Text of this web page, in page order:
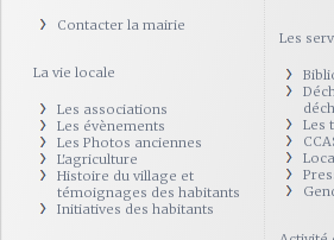
Contacter la mairie
La vie locale
Les associations
Les évènements
Les Photos anciennes
L'agriculture
Histoire du village et
témoignages des habitants
Initiatives des habitants
Les
Les